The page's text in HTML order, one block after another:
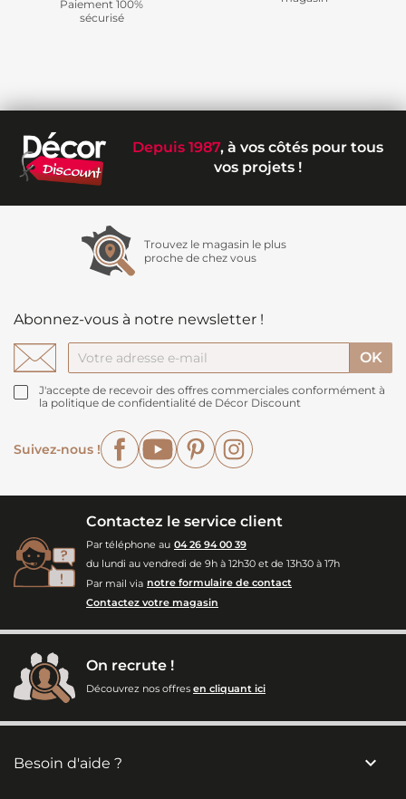
Paiement 100%
sécurisé
Depuis 1987, à vos côtés pour tous
vos projets !
Trouvez le magasin le plus
proche de chez vous
Abonnez-vous à notre newsletter !
J'accepte de recevoir des offres commerciales conformément à
la politique de confidentialité de Décor Discount
Suivez-nous !
FacebookYouTubePinterest
Contactez le service client
Par téléphone au 04 26 94 00 39
du lundi au vendredi de 9h à 12h30 et de 13h30 à 17h
Par mail via notre formulaire de contact
Contactez votre magasin
On recrute !
Découvrez nos offres en cliquant ici
Besoin d'aide ? 